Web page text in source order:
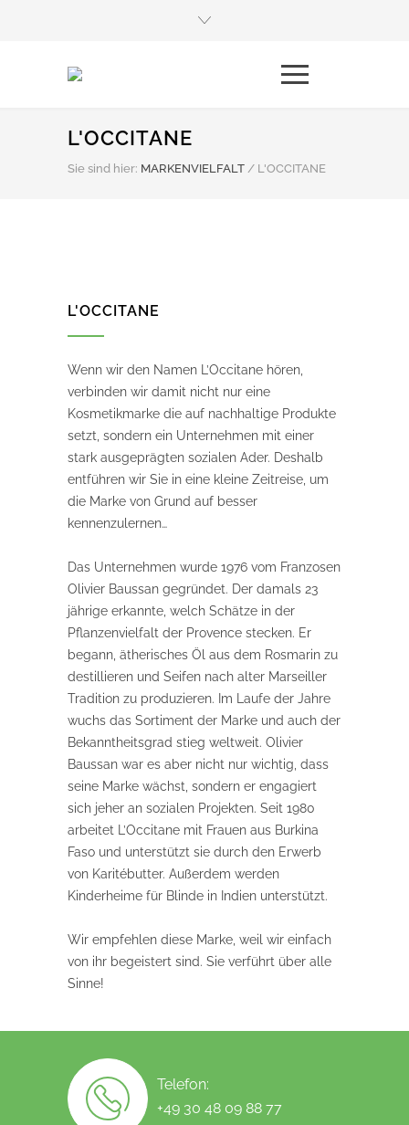
L'OCCITANE
Sie sind hier: MARKENVIELFALT / L'OCCITANE
L'OCCITANE
Wenn wir den Namen L’Occitane hören,
verbinden wir damit nicht nur eine
Kosmetikmarke die auf nachhaltige Produkte
setzt, sondern ein Unternehmen mit einer
stark ausgeprägten sozialen Ader. Deshalb
entführen wir Sie in eine kleine Zeitreise, um
die Marke von Grund auf besser
kennenzulernen…
Das Unternehmen wurde 1976 vom Franzosen
Olivier Baussan gegründet. Der damals 23
jährige erkannte, welch Schätze in der
Pflanzenvielfalt der Provence stecken. Er
begann, ätherisches Öl aus dem Rosmarin zu
destillieren und Seifen nach alter Marseiller
Tradition zu produzieren. Im Laufe der Jahre
wuchs das Sortiment der Marke und auch der
Bekanntheitsgrad stieg weltweit. Olivier
Baussan war es aber nicht nur wichtig, dass
seine Marke wächst, sondern er engagiert
sich jeher an sozialen Projekten. Seit 1980
arbeitet L’Occitane mit Frauen aus Burkina
Faso und unterstützt sie durch den Erwerb
von Karitébutter. Außerdem werden
Kinderheime für Blinde in Indien unterstützt.
Wir empfehlen diese Marke, weil wir einfach
von ihr begeistert sind. Sie verführt über alle
Sinne!
Telefon:
+49 30 48 09 88 77